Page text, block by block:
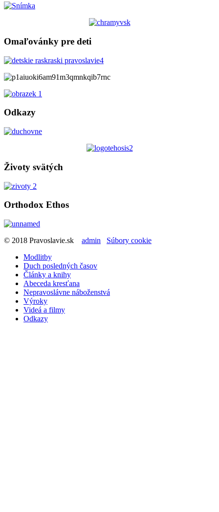
Omaľovánky pre deti
Odkazy
Životy svätých
Orthodox Ethos
© 2018 Pravoslavie.sk admin
Súbory cookie
Modlitby
Duch posledných časov
Články a knihy
Abeceda kresťana
Nepravoslávne náboženstvá
Výroky
Videá a filmy
Odkazy